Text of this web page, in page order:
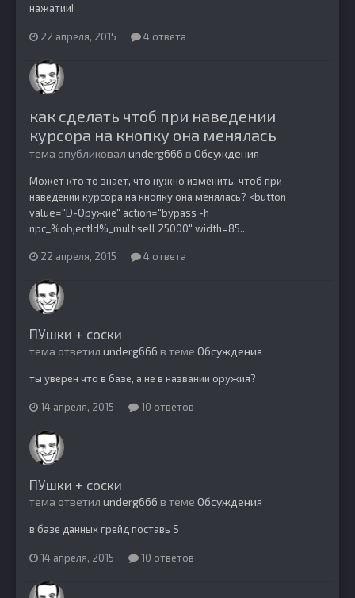
нажатии!
22 апреля, 2015 4 ответа
как сделать чтоб при наведении
курсора на кнопку она менялась
тема опубликовал underg666 в Обсуждения
Может кто то знает, что нужно изменить, чтоб при
наведении курсора на кнопку она менялась? <button
value="D-Оружие" action="bypass -h
npc_%objectId%_multisell 25000" width=85...
22 апреля, 2015 4 ответа
ПУшки + соски
тема ответил underg666 в теме Обсуждения
ты уверен что в базе, а не в названии оружия?
14 апреля, 2015 10 ответов
ПУшки + соски
тема ответил underg666 в теме Обсуждения
в базе данных грейд поставь S
14 апреля, 2015 10 ответов